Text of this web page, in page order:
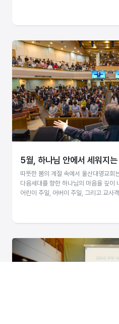
5월, 하나님 안에서 세워지
따뜻한 봄의 계절 속에서 울산대영교회
다음세대를 향한 하나님의 마음을 깊이
어린이 주일, 어버이 주일, 그리고 교사